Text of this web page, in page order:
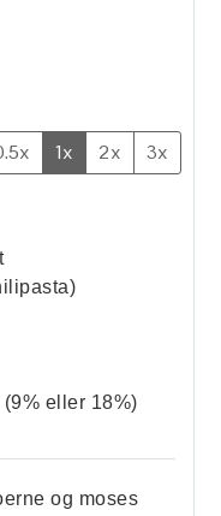
1x 2x 3x
eller 18%)
og moses